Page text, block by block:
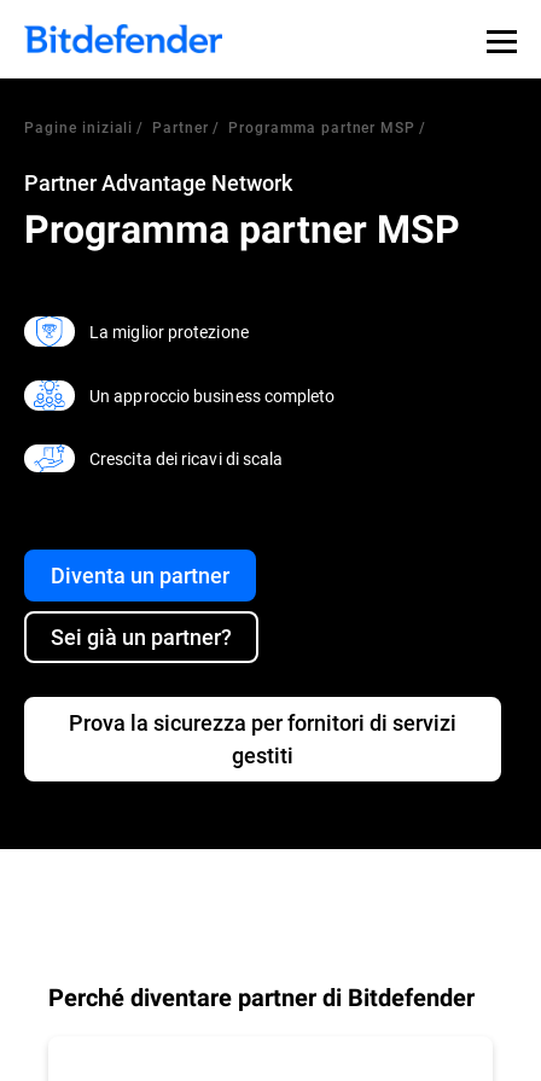
Pagine iniziali Partner Programma partner MSP
Partner Advantage Network
Programma partner MSP
La miglior protezione
Un approccio business completo
Crescita dei ricavi di scala
Diventa un partner
Sei già un partner?
Prova la sicurezza per fornitori di servizi
gestiti
Perché diventare partner di Bitdefender